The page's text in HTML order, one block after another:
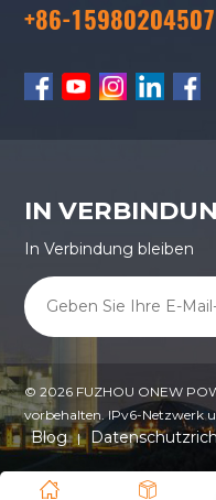
+86-15980204507
IN
In Verbindung bleiben
© 2026 FUZHOU ONEW
vorbehalten. IPv6-Netzwerk
Blog |